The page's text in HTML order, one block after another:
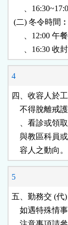
、
(二) 冬令時間
、12:00
、16:30 收
4
四、收容人於
不得脫離
、看診或
與教區科
    容人之動向。
5
五、勤務交 (代
如遇特殊